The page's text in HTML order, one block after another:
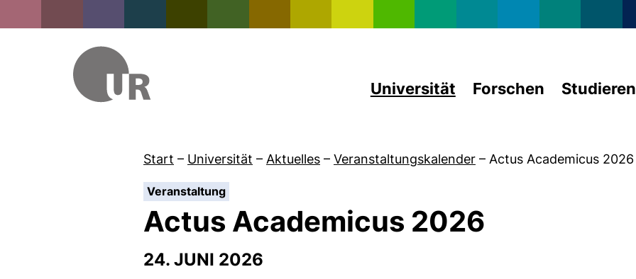
Universität Forschen Studieren
Start – Universität – Aktuelles – Veranstaltungskalender – Actus Academicus 2026
Veranstaltung:
Actus Academicus 2026
24. JUNI 2026